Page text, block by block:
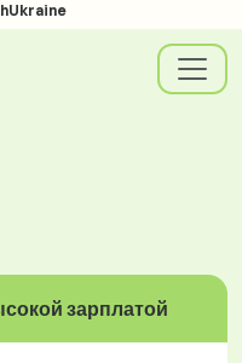
зарплатой